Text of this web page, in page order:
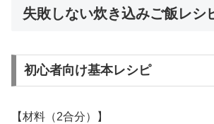
失敗しない炊き込みご飯レシ
初心者向け基本レシピ
【材料（2合分）】